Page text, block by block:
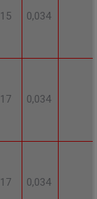
15 0,034
17 0,034
17 0,034